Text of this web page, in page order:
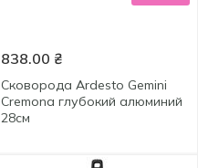
838.00 ₴
Сковорода Ardesto Gemini
Cremona глубокий алюминий
28см